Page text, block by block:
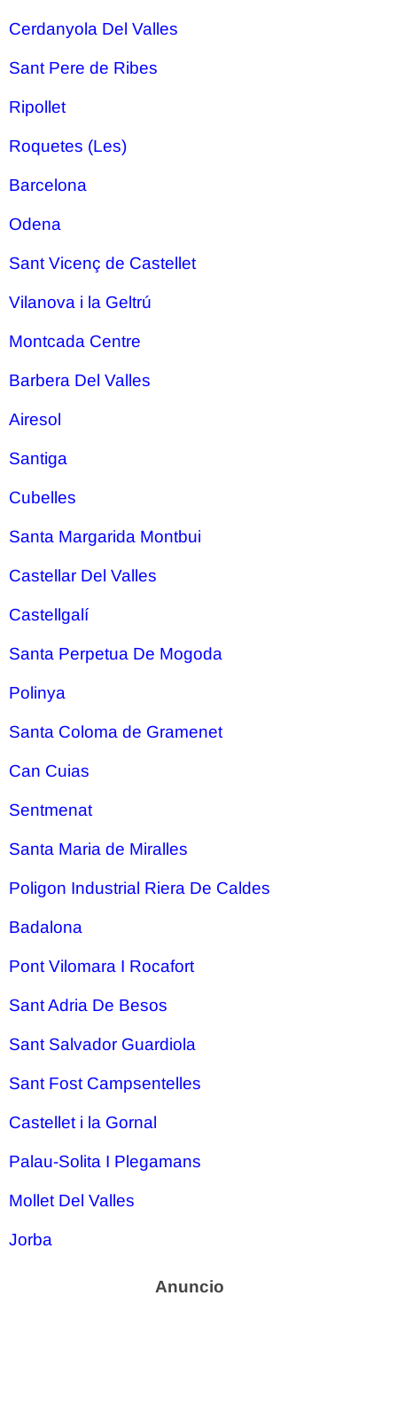
Cerdanyola Del Valles
Sant Pere de Ribes
Ripollet
Roquetes (Les)
Barcelona
Odena
Sant Vicenç de Castellet
Vilanova i la Geltrú
Montcada Centre
Barbera Del Valles
Airesol
Santiga
Cubelles
Santa Margarida Montbui
Castellar Del Valles
Castellgalí
Santa Perpetua De Mogoda
Polinya
Santa Coloma de Gramenet
Can Cuias
Sentmenat
Santa Maria de Miralles
Poligon Industrial Riera De Caldes
Badalona
Pont Vilomara I Rocafort
Sant Adria De Besos
Sant Salvador Guardiola
Sant Fost Campsentelles
Castellet i la Gornal
Palau-Solita I Plegamans
Mollet Del Valles
Jorba